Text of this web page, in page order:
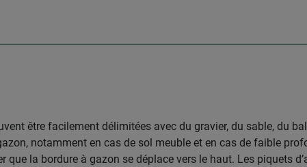
être facilement délimitées avec du gravier, du sable, du
notamment en cas de sol meuble et en cas de faible
la bordure à gazon se déplace vers le haut. Les piquets